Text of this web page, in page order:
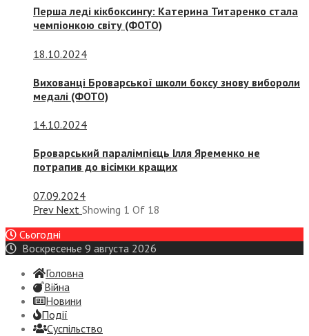
Перша леді кікбоксингу: Катерина Титаренко стала
чемпіонкою світу (ФОТО)
18.10.2024
Вихованці Броварської школи боксу знову вибороли
медалі (ФОТО)
14.10.2024
Броварський паралімпієць Ілля Яременко не
потрапив до вісімки кращих
07.09.2024
Prev Next Showing 1 Of 18
Сьогодні
Воскресенье 9 августа 2026
Головна
Війна
Новини
Події
Суспiльство